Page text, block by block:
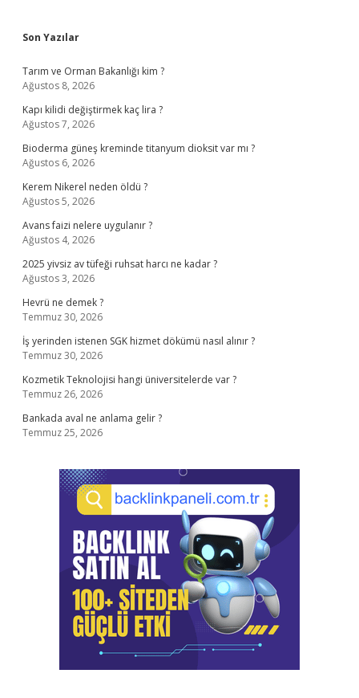
Sidebar
Son Yazılar
Tarım ve Orman Bakanlığı kim ?
Ağustos 8, 2026
Kapı kilidi değiştirmek kaç lira ?
Ağustos 7, 2026
Bioderma güneş kreminde titanyum dioksit var mı ?
Ağustos 6, 2026
Kerem Nikerel neden öldü ?
Ağustos 5, 2026
Avans faizi nelere uygulanır ?
Ağustos 4, 2026
2025 yivsiz av tüfeği ruhsat harcı ne kadar ?
Ağustos 3, 2026
Hevrü ne demek ?
Temmuz 30, 2026
İş yerinden istenen SGK hizmet dökümü nasıl alınır ?
Temmuz 30, 2026
Kozmetik Teknolojisi hangi üniversitelerde var ?
Temmuz 26, 2026
Bankada aval ne anlama gelir ?
Temmuz 25, 2026